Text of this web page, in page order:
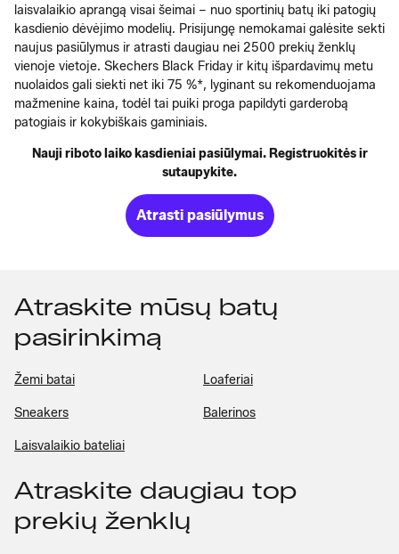
laisvalaikio aprangą visai šeimai – nuo sportinių batų iki patogių
kasdienio dėvėjimo modelių. Prisijungę nemokamai galėsite sekti
naujus pasiūlymus ir atrasti daugiau nei 2500 prekių ženklų
vienoje vietoje. Skechers Black Friday ir kitų išpardavimų metu
nuolaidos gali siekti net iki 75 %*, lyginant su rekomenduojama
mažmenine kaina, todėl tai puiki proga papildyti garderobą
patogiais ir kokybiškais gaminiais.
Nauji riboto laiko kasdieniai pasiūlymai. Registruokitės ir
sutaupykite.
Atrasti pasiūlymus
Atraskite mūsų batų
pasirinkimą
Žemi batai Loaferiai
Sneakers Balerinos
Laisvalaikio bateliai
Atraskite daugiau top
prekių ženklų